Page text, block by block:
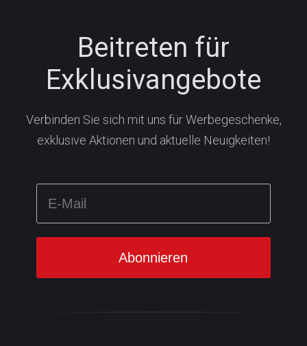
Beitreten für
Exklusivangebote
Verbinden Sie sich mit uns für Werbegeschenke,
exklusive Aktionen und aktuelle Neuigkeiten!